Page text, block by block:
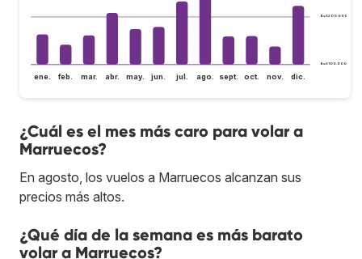
Bs.S100.000
Bs.S200.000
ene. feb. mar. abr. may. jun. jul. ago. sept. oct. nov. dic.
¿Cuál es el mes más caro para volar a
Marruecos?
En agosto, los vuelos a Marruecos alcanzan sus
precios más altos.
¿Qué día de la semana es más barato
volar a Marruecos?